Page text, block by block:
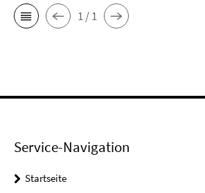
1 / 1
Service-Navigation
Startseite